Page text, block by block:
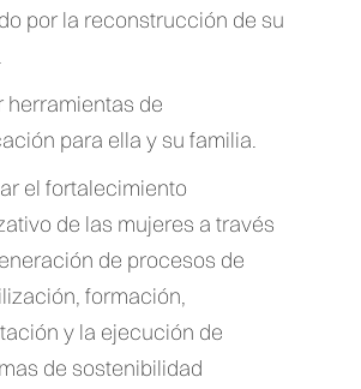
por la reconstrucción de su
herramientas de
para ella y su familia.
el fortalecimiento
de las mujeres a través
de procesos de
formación,
y la ejecución de
de sostenibilidad